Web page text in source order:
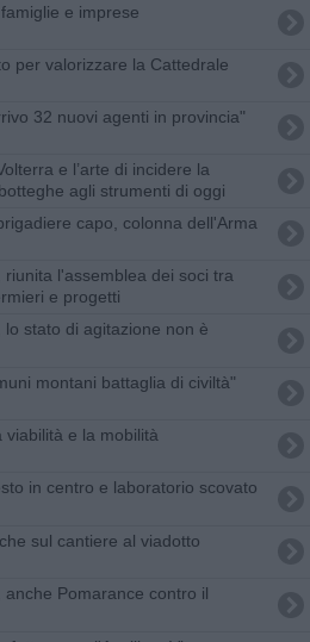
e imprese
per valorizzare la Cattedrale
32 nuovi agenti in provincia"
e l’arte di incidere la
agli strumenti di oggi
capo, colonna dell'Arma
riunita l'assemblea dei soci tra
e progetti
lo stato di agitazione non è
montani battaglia di civiltà"
viabilità e la mobilità
in centro e laboratorio scovato
sul cantiere al viadotto
anche Pomarance contro il